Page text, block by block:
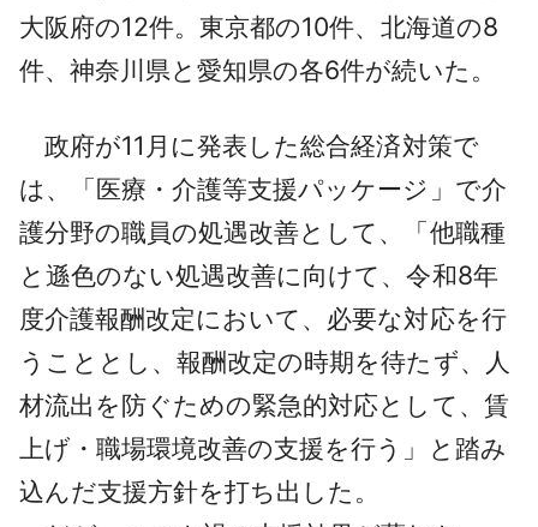
大阪府の12件。東京都の10件、北海道の8
件、神奈川県と愛知県の各6件が続いた。
政府が11月に発表した総合経済対策で
は、「医療・介護等支援パッケージ」で介
護分野の職員の処遇改善として、「他職種
と遜色のない処遇改善に向けて、令和8年
度介護報酬改定において、必要な対応を行
うこととし、報酬改定の時期を待たず、人
材流出を防ぐための緊急的対応として、賃
上げ・職場環境改善の支援を行う」と踏み
込んだ支援方針を打ち出した。